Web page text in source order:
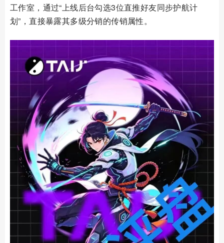
工作室，通过“上线后台勾选3位直推好友同步护航计
划”，直接暴露其多级分销的传销属性。